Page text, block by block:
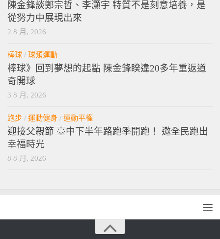
陳金鋒談鄭宗哲、李灝宇 特質不是刻意培養，是
從努力中展現出來
2 8 月, 2026
棒球 / 球類運動
棒球》回到夢想的起點 陳金鋒睽違20多年重返道
奇開球
3 8 月, 2026
跑步 / 運動健身 / 運動平權
迎接父親節 臺中下半年路跑季開跑！ 邀全民跑出
幸福時光
8 8 月, 2026